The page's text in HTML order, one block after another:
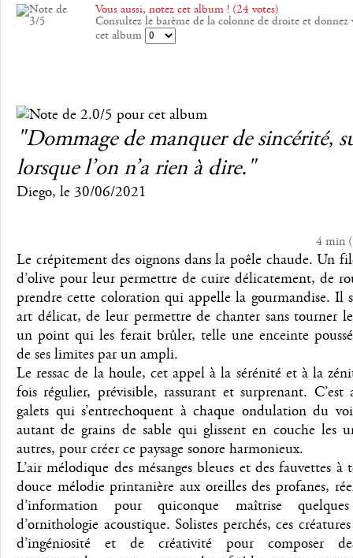
Vous aussi, notez cet album ! (24 votes)
Consultez le barème de la colonne de droite et donnez
cet album
"Dommage de manquer de sincérité,
lorsque l’on n’a rien à dire."
Diego, le 30/06/2021
4 min(
Le crépitement des oignons dans la poêle chaude. Un
d’olive pour leur permettre de cuire délicatement, de
prendre cette coloration qui appelle la gourmandise. Il
art délicat, de leur permettre de chanter sans tourner
un point qui les ferait brûler, telle une enceinte
de ses limites par un ampli.
Le ressac de la houle, cet appel à la sérénité et à la
fois régulier, prévisible, rassurant et surprenant. C’est
galets qui s’entrechoquent à chaque ondulation du
autant de grains de sable qui glissent en couche les
autres, pour créer ce paysage sonore harmonieux.
L’air mélodique des mésanges bleues et des fauvettes à
douce mélodie printanière aux oreilles des profanes,
d’information pour quiconque maîtrise
d’ornithologie acoustique. Solistes perchés, ces
d’ingéniosité et de créativité pour composer